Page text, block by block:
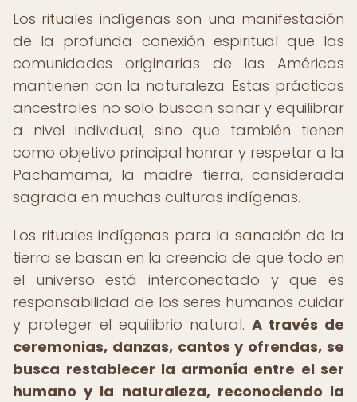
Los rituales indígenas son una manifestación
de la profunda conexión espiritual que las
comunidades originarias de las Américas
mantienen con la naturaleza. Estas prácticas
ancestrales no solo buscan sanar y equilibrar
a nivel individual, sino que también tienen
como objetivo principal honrar y respetar a la
Pachamama, la madre tierra, considerada
sagrada en muchas culturas indígenas.
Los rituales indígenas para la sanación de la
tierra se basan en la creencia de que todo en
el universo está interconectado y que es
responsabilidad de los seres humanos cuidar
y proteger el equilibrio natural. A través de
ceremonias, danzas, cantos y ofrendas, se
busca restablecer la armonía entre el ser
humano y la naturaleza, reconociendo la